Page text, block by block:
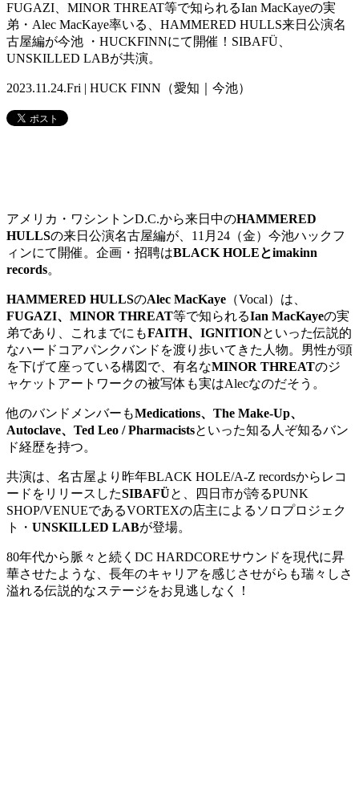
FUGAZI、MINOR THREAT等で知られるIan MacKayeの実
弟・Alec MacKaye率いる、HAMMERED HULLS来日公演名
古屋編が今池 ・HUCKFINNにて開催！SIBAFÜ、
UNSKILLED LABが共演。
2023.11.24.Fri | HUCK FINN（愛知｜今池）
アメリカ・ワシントンD.C.から来日中のHAMMERED
HULLSの来日公演名古屋編が、11月24（金）今池ハックフ
ィンにて開催。企画・招聘はBLACK HOLEとimakinn
records。
HAMMERED HULLSのAlec MacKaye （Vocal）は、
FUGAZI、MINOR THREAT等で知られるIan MacKayeの実
弟であり、これまでにもFAITH、IGNITIONといった伝説的
なハードコアパンクバンドを渡り歩いて きた人物。男性が頭
を下げて座っている構図で、有名なMINOR THREATのジ
ャケットアートワークの被写体も実はAlecなのだそう。
他のバンドメンバーもMedications、The Make-Up、
Autoclave、Ted Leo / Pharmacistsといった知る人ぞ知るバン
ド経歴を持つ。
共演は、名古屋より昨年BLACK HOLE/A-Z recordsからレコ
ードをリリースしたSIBAFÜと、四日 市が誇るPUNK
SHOP/VENUEであるVORTEXの店主によるソロプロジェ ク
ト・ UNSKILLED LABが登場。
80年代から脈々と続くDC HARDCOREサウンドを現代に昇
華させたような、長年のキャ リアを感じさせがらも瑞々しさ
溢れる伝説的なステージをお見逃しなく！